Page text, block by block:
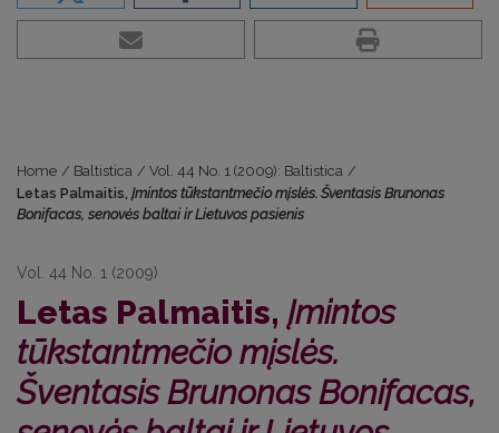
Home / Baltistica / Vol. 44 No. 1 (2009): Baltistica /
Letas Palmaitis, Įmintos tūkstantmečio mįslės. Šventasis Brunonas
Bonifacas, senovės baltai ir Lietuvos pasienis
Vol. 44 No. 1 (2009)
Letas Palmaitis, Įmintos
tūkstantmečio mįslės.
Šventasis Brunonas Bonifacas,